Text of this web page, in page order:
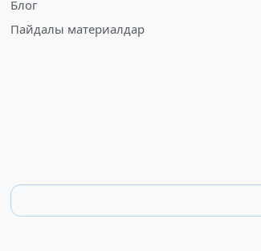
Блог
Пайдалы материалдар